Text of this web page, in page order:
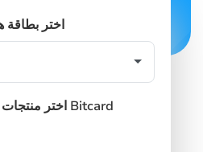
اختر بطاقة
اختر منتجات بطاقات هدايا Bitcard